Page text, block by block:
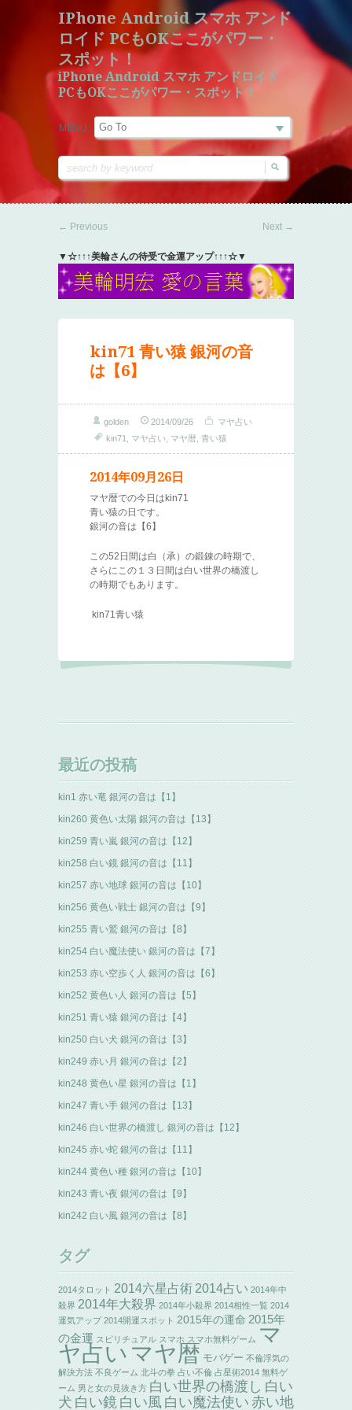
IPhone Android スマホ アンド
ロイド PCもOKここがパワー・
スポット！
iPhone Android スマホ アンドロイド
PCもOKここがパワー・スポット！
MENU:
← Previous Next →
▼☆↑↑↑美輪さんの待受で金運アップ↑↑↑☆▼
kin71 青い猿 銀河の音
は【6】
golden 2014/09/26
マヤ占い
kin71
マヤ占い マヤ暦 青い猿
2014年09月26日
マヤ暦での今日はkin71
青い猿の日です。
銀河の音は【6】
この52日間は白（承）の鍛錬の時期で、
さらにこの１３日間は白い世界の橋渡し
の時期でもあります。
kin71青い猿
最近の投稿
kin1 赤い竜 銀河の音は【1】
kin260 黄色い太陽 銀河の音は【13】
kin259 青い嵐 銀河の音は【12】
kin258 白い鏡 銀河の音は【11】
kin257 赤い地球 銀河の音は【10】
kin256 黄色い戦士 銀河の音は【9】
kin255 青い鷲 銀河の音は【8】
kin254 白い魔法使い 銀河の音は【7】
kin253 赤い空歩く人 銀河の音は【6】
kin252 黄色い人 銀河の音は【5】
kin251 青い猿 銀河の音は【4】
kin250 白い犬 銀河の音は【3】
kin249 赤い月 銀河の音は【2】
kin248 黄色い星 銀河の音は【1】
kin247 青い手 銀河の音は【13】
kin246 白い世界の橋渡し 銀河の音は【12】
kin245 赤い蛇 銀河の音は【11】
kin244 黄色い種 銀河の音は【10】
kin243 青い夜 銀河の音は【9】
kin242 白い風 銀河の音は【8】
タグ
2014タロット 2014六星占術 2014占い 2014年中
殺界 2014年大殺界 2014年小殺界 2014相性一覧 2014
運気アップ 2014開運スポット 2015年の運命 2015年
の金運 スピリチュアル スマホ スマホ無料ゲーム マ
ヤ占い マヤ暦 モバゲー 不倫浮気の
解決方法 不良ゲーム 北斗の拳 占い不倫 占星術2014 無料ゲ
ーム 男と女の見抜き方 白い世界の橋渡し 白い
犬 白い鏡 白い風 白い魔法使い 赤い地